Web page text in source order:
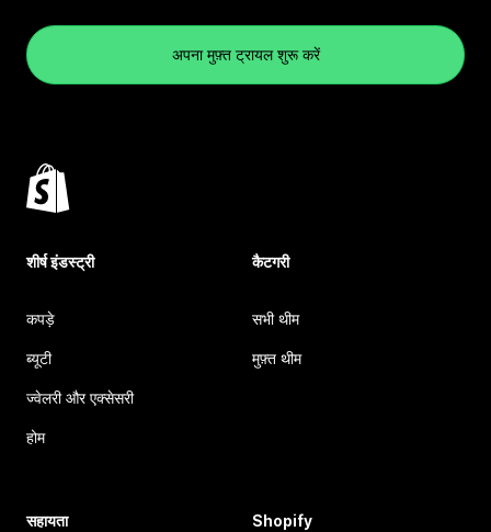
अपना मुफ़्त ट्रायल शुरू करें
शीर्ष इंडस्ट्री
कपड़े
ब्यूटी
ज्वेलरी और एक्सेसरी
होम
कैटगरी
सभी थीम
मुफ़्त थीम
सहायता Shopify